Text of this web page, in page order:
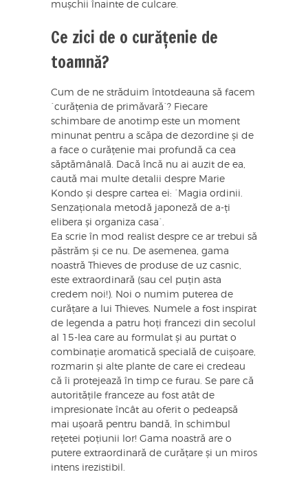
mușchii înainte de culcare.
Ce zici de o curățenie de
toamnă?
Cum de ne străduim întotdeauna să facem
`curățenia de primăvară`? Fiecare
schimbare de anotimp este un moment
minunat pentru a scăpa de dezordine și de
a face o curățenie mai profundă ca cea
săptămânală. Dacă încă nu ai auzit de ea,
caută mai multe detalii despre Marie
Kondo și despre cartea ei: `Magia ordinii.
Senzaționala metodă japoneză de a-ți
elibera și organiza casa`.
Ea scrie în mod realist despre ce ar trebui să
păstrăm și ce nu. De asemenea, gama
noastră Thieves de produse de uz casnic,
este extraordinară (sau cel puțin asta
credem noi!). Noi o numim puterea de
curățare a lui Thieves. Numele a fost inspirat
de legenda a patru hoți francezi din secolul
al 15-lea care au formulat și au purtat o
combinație aromatică specială de cuișoare,
rozmarin și alte plante de care ei credeau
că îi protejează în timp ce furau. Se pare că
autoritățile franceze au fost atât de
impresionate încât au oferit o pedeapsă
mai ușoară pentru bandă, în schimbul
rețetei poțiunii lor! Gama noastră are o
putere extraordinară de curățare și un miros
intens irezistibil.